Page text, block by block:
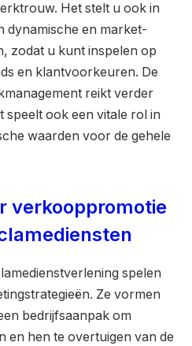
Het stelt u ook in
dynamische en market-
zodat u kunt inspelen op
en klantvoorkeuren. De
reikt verder
speelt ook een vitale rol in
waarden voor de gehele
verkooppromotie
spelen
Ze vormen
bedrijfsaanpak om
en hen te overtuigen van de